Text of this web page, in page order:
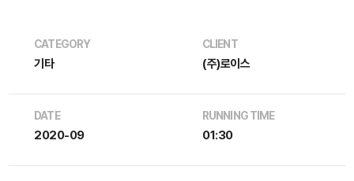
CATEGORY
기타
CLIENT
(주)로이스
DATE
2020-09
RUNNING TIME
01:30